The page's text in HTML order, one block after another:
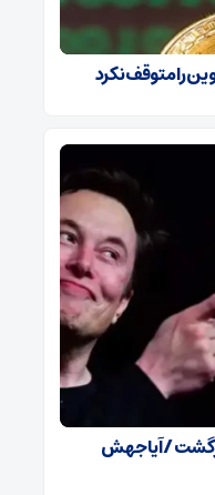
را متوقف نکرد
/ آیا جهش